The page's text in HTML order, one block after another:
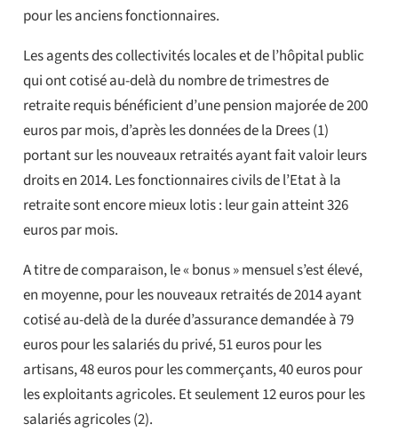
pour les anciens fonctionnaires.
Les agents des collectivités locales et de l’hôpital public
qui ont cotisé au-delà du nombre de trimestres de
retraite requis bénéficient d’une pension majorée de 200
euros par mois, d’après les données de la Drees (1)
portant sur les nouveaux retraités ayant fait valoir leurs
droits en 2014. Les fonctionnaires civils de l’Etat à la
retraite sont encore mieux lotis : leur gain atteint 326
euros par mois.
A titre de comparaison, le « bonus » mensuel s’est élevé,
en moyenne, pour les nouveaux retraités de 2014 ayant
cotisé au-delà de la durée d’assurance demandée à 79
euros pour les salariés du privé, 51 euros pour les
artisans, 48 euros pour les commerçants, 40 euros pour
les exploitants agricoles. Et seulement 12 euros pour les
salariés agricoles (2).